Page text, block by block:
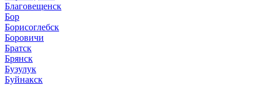
Благовещенск
Бор
Борисоглебск
Боровичи
Братск
Брянск
Бузулук
Буйнакск